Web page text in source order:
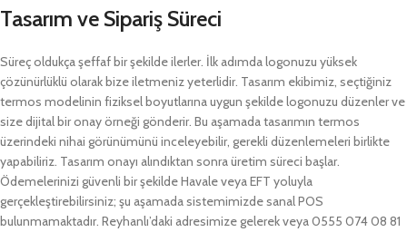
Tasarım ve Sipariş Süreci
Süreç oldukça şeffaf bir şekilde ilerler. İlk adımda logonuzu yüksek
çözünürlüklü olarak bize iletmeniz yeterlidir. Tasarım ekibimiz, seçtiğiniz
termos modelinin fiziksel boyutlarına uygun şekilde logonuzu düzenler ve
size dijital bir onay örneği gönderir. Bu aşamada tasarımın termos
üzerindeki nihai görünümünü inceleyebilir, gerekli düzenlemeleri birlikte
yapabiliriz. Tasarım onayı alındıktan sonra üretim süreci başlar.
Ödemelerinizi güvenli bir şekilde Havale veya EFT yoluyla
gerçekleştirebilirsiniz; şu aşamada sistemimizde sanal POS
bulunmamaktadır. Reyhanlı’daki adresimize gelerek veya 0555 074 08 81